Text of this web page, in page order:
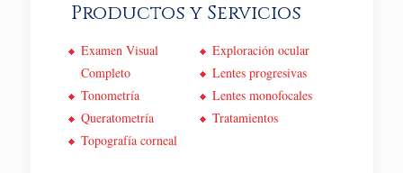
Productos y Servicios
Examen Visual
Completo
Tonometría
Queratometría
Topografía corneal
Exploración ocular
Lentes progresivas
Lentes monofocales
Tratamientos